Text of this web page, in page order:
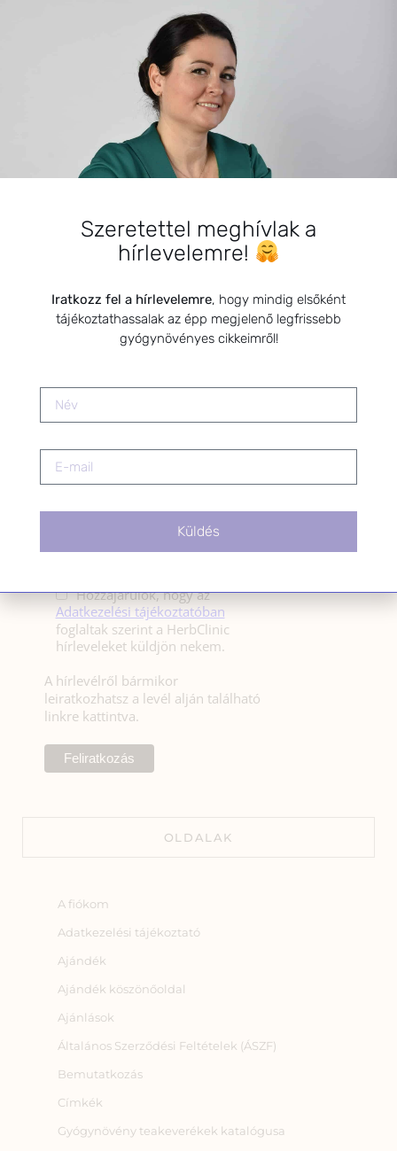
BEMUTATKOZÁS
egészségügyi biomérnök, fitoterapeuta és édesanya.
Küldetésem a gyógynövények hatékony
alkalmazásának oktatása, a gyermekek, a nők és a
HÍRLEVÉL
E-mail cím
Hozzájárulok, hogy az
Adatkezelési tájékoztatóban
foglaltak szerint a HerbClinic
hírleveleket küldjön nekem.
A hírlevélről bármikor
leiratkozhatsz a levél alján található
linkre kattintva.
OLDALAK
A fiókom
Adatkezelési tájékoztató
Ajándék
Ajándék köszönőoldal
Ajánlások
Általános Szerződési Feltételek (ÁSZF)
Bemutatkozás
Címkék
Gyógynövény teakeverékek katalógusa
Szeretettel meghívlak a
hírlevelemre!
Iratkozz fel a hírlevelemre, hogy mindig elsőként
tájékoztathassalak az épp megjelenő legfrissebb
gyógynövényes cikkeimről!
Küldés